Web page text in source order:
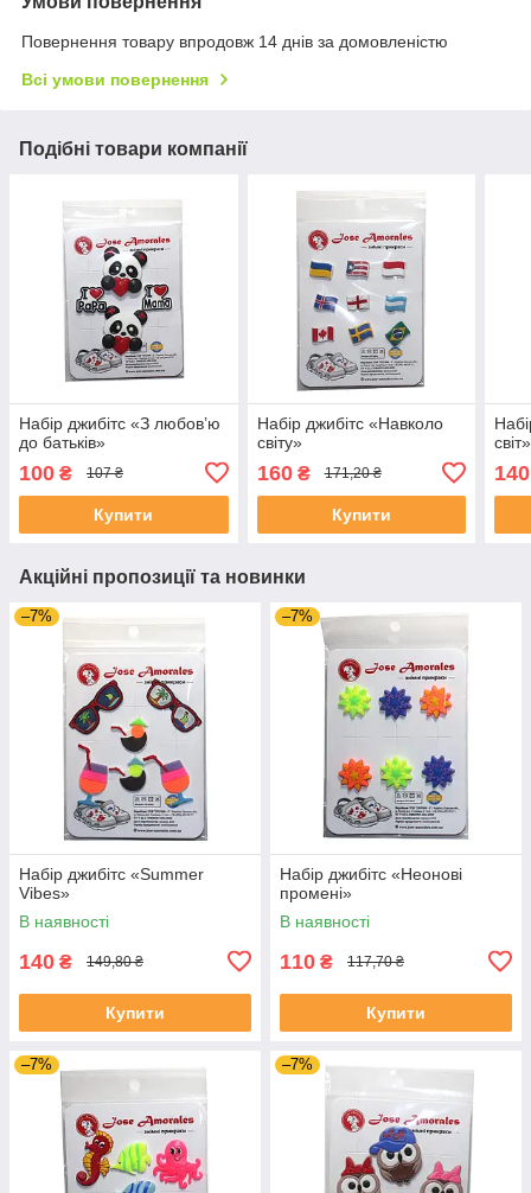
Повернення товару впродовж 14 днів за домовленістю
Всі умови повернення
Подібні товари компанії
Набір джибітс «З любов’ю
до батьків»
100 ₴ 107 ₴
Купити
Набір джибітс «Навколо
світу»
160₴ 171,20 ₴
Купити
світ»
140
Акційні пропозиції та новинки
–7%
Набір джибітс «Summer
Vibes»
В наявності
140 ₴ 149,80 ₴
Купити
–7%
Набір джибітс «Неонові
промені»
В наявності
110 ₴ 117,70 ₴
Купити
–7% –7%